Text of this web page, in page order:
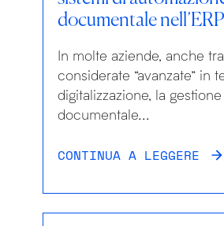
documentale
In molte aziende, anche
considerate “avanzate” in
digitalizzazione, la gestione
documentale...
CONTINUA A LEGGERE